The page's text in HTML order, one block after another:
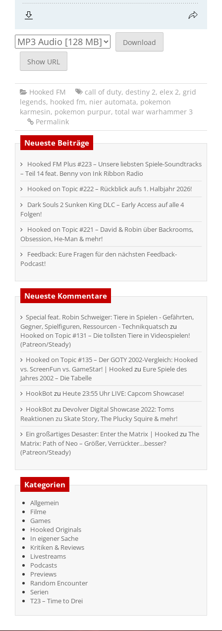
Download
Show URL
Hooked FM call of duty, destiny 2, elex 2, grid
legends, hooked fm, nier automata, pokemon
karmesin, pokemon purpur, total war warhammer 3
Permalink
Neueste Beiträge
Hooked FM Plus #223 – Unsere liebsten Spiele-Soundtracks
– Teil 14 feat. Benny von Ink Ribbon Radio
Hooked on Topic #222 – Rückblick aufs 1. Halbjahr 2026!
Dark Souls 2 Sunken King DLC – Early Access auf alle 4
Folgen!
Hooked on Topic #221 – David & Robin über Backrooms,
Obsession, He-Man & mehr!
Feedback: Eure Fragen für den nächsten Feedback-
Podcast!
Neueste Kommentare
Special feat. Robin Schweiger: Tiere in Spielen - Gefährten,
Gegner, Spielfiguren, Ressourcen - Technikquatsch zu
Hooked on Topic #131 – Die tollsten Tiere in Videospielen!
(Patreon/Steady)
Hooked on Topic #135 – Der GOTY 2002-Vergleich: Hooked
vs. ScreenFun vs. GameStar! | Hooked zu Eure Spiele des
Jahres 2002 – Die Tabelle
HookBotzu Heute 23:55 Uhr LIVE: Capcom Showcase!
HookBotzu Devolver Digital Showcase 2022: Toms
Reaktionen zu Skate Story, The Plucky Squire & mehr!
Ein großartiges Desaster: Enter the Matrix | Hooked zu The
Matrix: Path of Neo – Größer, Verrückter…besser?
(Patreon/Steady)
Kategorien
Allgemein
Filme
Games
Hooked Originals
In eigener Sache
Kritiken & Reviews
Livestreams
Podcasts
Previews
Random Encounter
Serien
T23 – Time to Drei